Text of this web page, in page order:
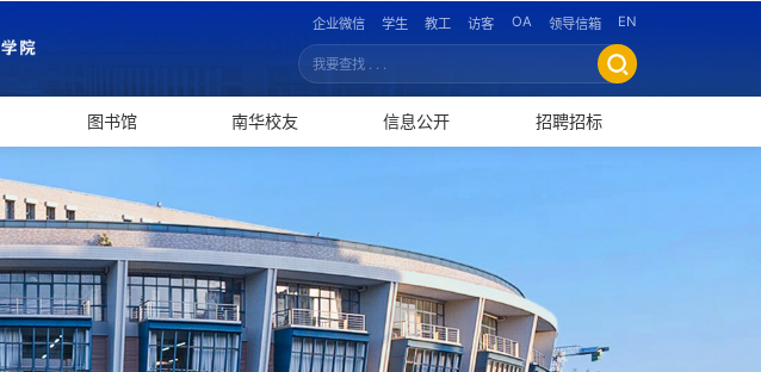
企业微信 学生 教工 访客 OA 领导信箱 EN
图书馆 南华校友 信息公开 招聘招标